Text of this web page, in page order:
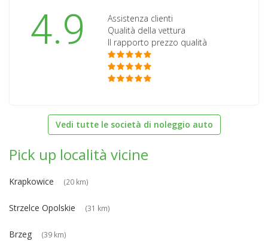
4.9
Assistenza clienti
Qualità della vettura
Il rapporto prezzo qualità
Vedi tutte le società di noleggio auto
Pick up località vicine
Krapkowice (20 km)
Strzelce Opolskie (31 km)
Brzeg (39 km)